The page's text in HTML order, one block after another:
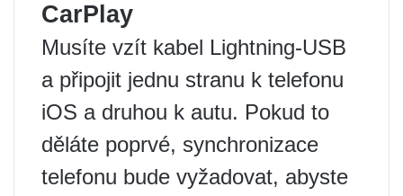
CarPlay
Musíte vzít kabel Lightning-USB
a připojit jednu stranu k telefonu
iOS a druhou k autu. Pokud to
děláte poprvé, synchronizace
telefonu bude vyžadovat, abyste